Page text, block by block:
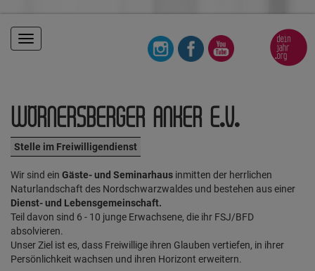
Toggle
navigation
WÖRNERSBERGER ANKER E.V.
Stelle im Freiwilligendienst
Wir sind ein Gäste- und Seminarhaus inmitten der herrlichen
Naturlandschaft des Nordschwarzwaldes und bestehen aus einer
Dienst- und Lebensgemeinschaft.
Teil davon sind 6 - 10 junge Erwachsene, die ihr FSJ/BFD
absolvieren.
Unser Ziel ist es, dass Freiwillige ihren Glauben vertiefen, in ihrer
Persönlichkeit wachsen und ihren Horizont erweitern.